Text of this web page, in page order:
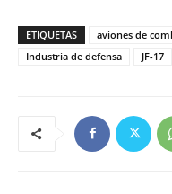
ETIQUETAS aviones de
Industria de defensa
JF-17